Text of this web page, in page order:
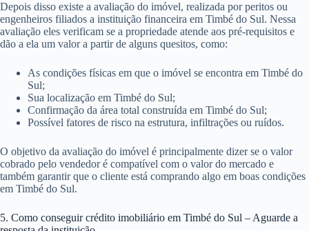
Depois disso existe a avaliação do imóvel, realizada por peritos ou
engenheiros filiados a instituição financeira em Timbé do Sul. Nessa
avaliação eles verificam se a propriedade atende aos pré-requisitos e
dão a ela um valor a partir de alguns quesitos, como:
As condições físicas em que o imóvel se encontra em Timbé do
Sul;
Sua localização em Timbé do Sul;
Confirmação da área total construída em Timbé do Sul;
Possível fatores de risco na estrutura, infiltrações ou ruídos.
O objetivo da avaliação do imóvel é principalmente dizer se o valor
cobrado pelo vendedor é compatível com o valor do mercado e
também garantir que o cliente está comprando algo em boas condições
em Timbé do Sul.
5. Como conseguir crédito imobiliário em Timbé do Sul – Aguarde a